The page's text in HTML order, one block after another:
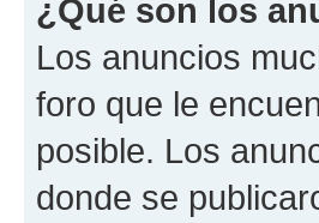
¿Qué son los
Los anuncios
foro que le
posible. Los
donde se